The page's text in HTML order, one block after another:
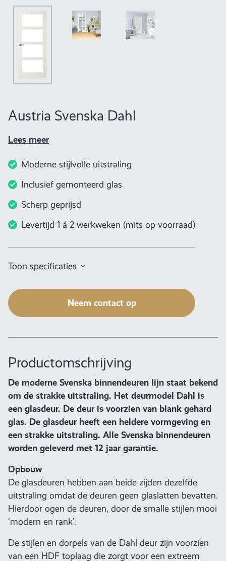
Austria Svenska Dahl
Lees meer
Moderne stijlvolle uitstraling
Inclusief gemonteerd glas
Scherp geprijsd
Levertijd 1 á 2 werkweken (mits op voorraad)
Toon specificaties
Neem contact op
Productomschrijving
De moderne Svenska binnendeuren lijn staat bekend
om de strakke uitstraling. Het deurmodel Dahl is
een glasdeur. De deur is voorzien van blank gehard
glas. De glasdeur heeft een heldere vormgeving en
een strakke uitstraling. Alle Svenska binnendeuren
worden geleverd met 12 jaar garantie.
Opbouw
De glasdeuren hebben aan beide zijden dezelfde
uitstraling omdat de deuren geen glaslatten bevatten.
Hierdoor ogen de deuren, door de smalle stijlen mooi
‘modern en rank’.
De stijlen en dorpels van de Dahl deur zijn voorzien
van een HDF toplaag die zorgt voor een extreem